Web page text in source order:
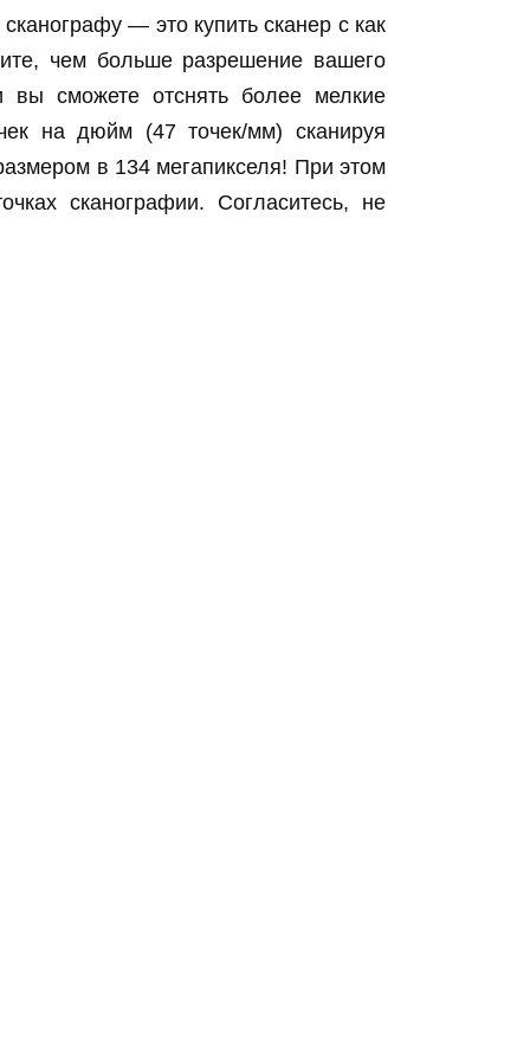
— это купить сканер с как
чем больше разрешение вашего
вы сможете отснять более мелкие
на дюйм (47 точек/мм) сканируя
в 134 мегапикселя! При этом
сканографии. Согласитесь, не